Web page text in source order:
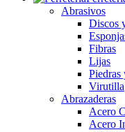
Abrasivos
Discos
Fibras
Lijas
Piedras
Virutilla
Abrazaderas
Acero
Acero